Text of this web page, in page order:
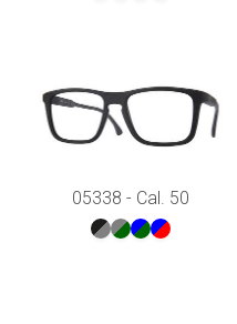
05338 - Cal. 50